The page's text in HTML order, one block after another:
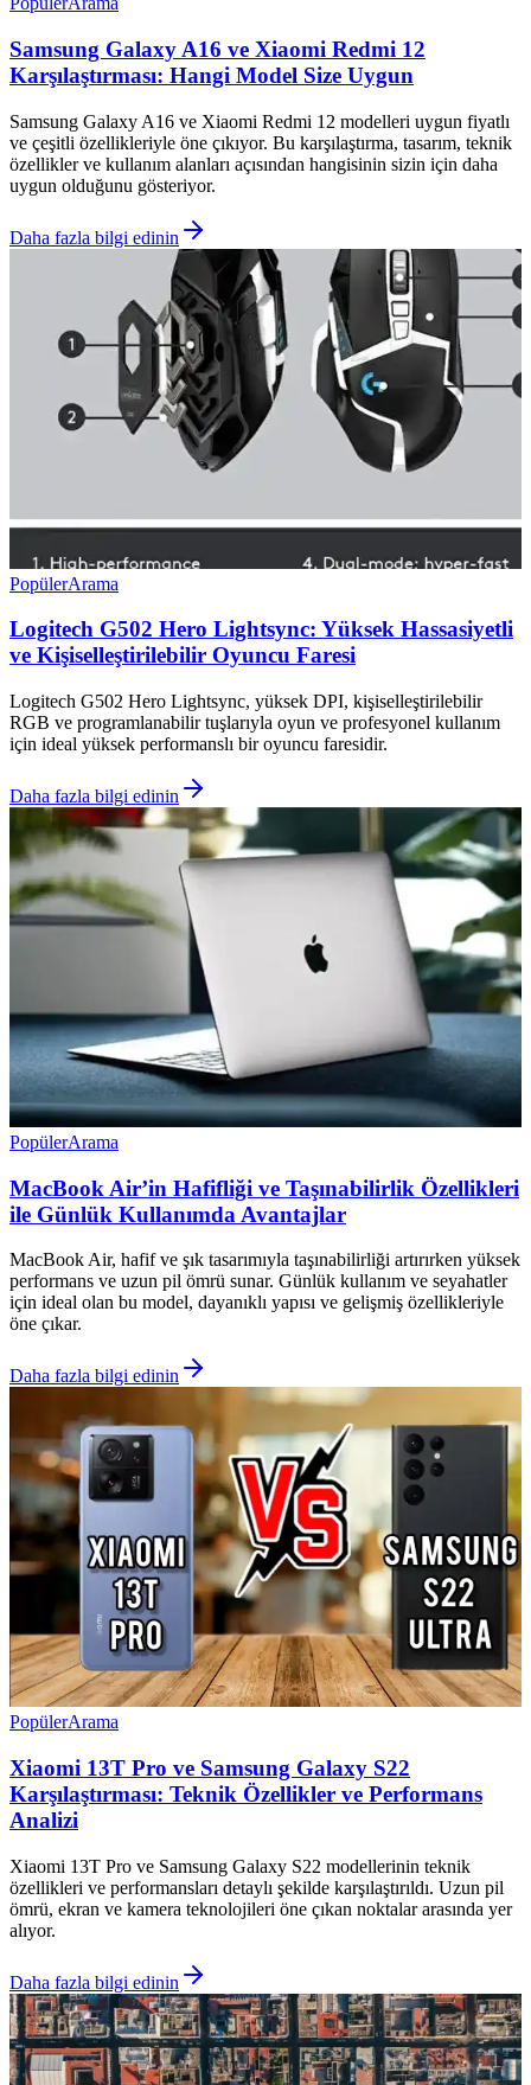
Samsung Galaxy A16 ve Xiaomi Redmi 12
Karşılaştırması: Hangi Model Size Uygun
Samsung Galaxy A16 ve Xiaomi Redmi 12 modelleri uygun fiyatlı
ve çeşitli özellikleriyle öne çıkıyor. Bu karşılaştırma, tasarım, teknik
özellikler ve kullanım alanları açısından hangisinin sizin için daha
uygun olduğunu gösteriyor.
Daha fazla bilgi edinin
PopülerArama
Logitech G502 Hero Lightsync: Yüksek Hassasiyetli
ve Kişiselleştirilebilir Oyuncu Faresi
Logitech G502 Hero Lightsync, yüksek DPI, kişiselleştirilebilir
RGB ve programlanabilir tuşlarıyla oyun ve profesyonel kullanım
için ideal yüksek performanslı bir oyuncu faresidir.
Daha fazla bilgi edinin
PopülerArama
MacBook Air’in Hafifliği ve Taşınabilirlik Özellikleri
ile Günlük Kullanımda Avantajlar
MacBook Air, hafif ve şık tasarımıyla taşınabilirliği artırırken yüksek
performans ve uzun pil ömrü sunar. Günlük kullanım ve seyahatler
için ideal olan bu model, dayanıklı yapısı ve gelişmiş özellikleriyle
öne çıkar.
Daha fazla bilgi edinin
PopülerArama
Xiaomi 13T Pro ve Samsung Galaxy S22
Karşılaştırması: Teknik Özellikler ve Performans
Analizi
Xiaomi 13T Pro ve Samsung Galaxy S22 modellerinin teknik
özellikleri ve performansları detaylı şekilde karşılaştırıldı. Uzun pil
ömrü, ekran ve kamera teknolojileri öne çıkan noktalar arasında yer
alıyor.
Daha fazla bilgi edinin